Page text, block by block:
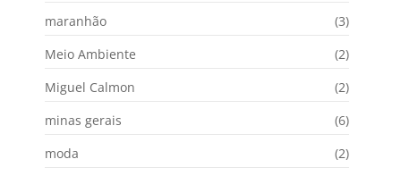
maranhão
(3)
Meio Ambiente
(2)
Miguel Calmon
(2)
minas gerais
(6)
moda
(2)